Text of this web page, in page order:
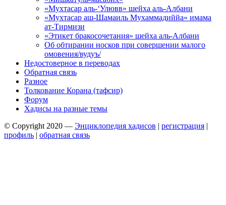
«Мухтасар аль-‘Улювв» шейха аль-Албани
«Мухтасар аш-Шамаиль Мухаммадиййа» имама
ат-Тирмизи
«Этикет бракосочетания» шейха аль-Албани
Об обтирании носков при совершении малого
омовения/вудуъ/
Недостоверное в переводах
Обратная связь
Разное
Толкование Корана (тафсир)
Форум
Хадисы на разные темы
© Copyright 2020 — Энциклопедия хадисов | регистрация |
профиль | обратная связь